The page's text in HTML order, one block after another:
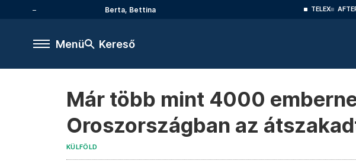
Berta, Bettina TELEX
Menü Kereső
Már több mint 4000
Oroszországban az
KÜLFÖLD